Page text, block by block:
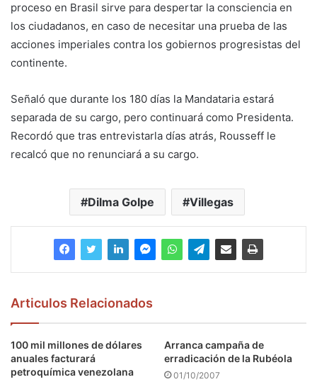
proceso en Brasil sirve para despertar la consciencia en
los ciudadanos, en caso de necesitar una prueba de las
acciones imperiales contra los gobiernos progresistas del
continente.
Señaló que durante los 180 días la Mandataria estará
separada de su cargo, pero continuará como Presidenta.
Recordó que tras entrevistarla días atrás, Rousseff le
recalcó que no renunciará a su cargo.
Dilma Golpe Villegas
Articulos Relacionados
100 mil millones de dólares
anuales facturará
petroquímica venezolana
Arranca campaña de
erradicación de la Rubéola
01/10/2007